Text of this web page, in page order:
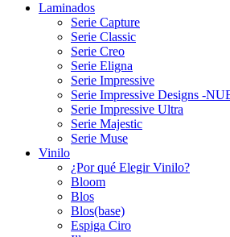
Laminados
Serie Capture
Serie Classic
Serie Creo
Serie Eligna
Serie Impressive
Serie Impressive Designs -
Serie Impressive Ultra
Serie Majestic
Serie Muse
Vinilo
¿Por qué Elegir Vinilo?
Bloom
Blos
Blos(base)
Espiga Ciro